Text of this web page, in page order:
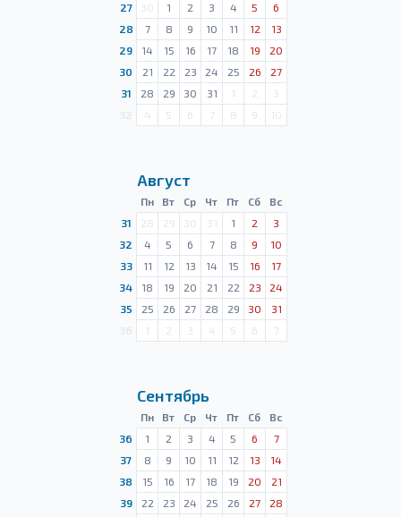
27
30 1 2 3 4 5
6
28
7 8 9 10 11 12
13
29
14 15 16 17 18 19
20
30
21 22 23 24 25 26
27
31
28 29 30 31 1 2
3
4 5 6 7 8 9 10
Август
Пн Вт Ср Чт Пт Сб
Вс
31
28 29 30 31 1 2
3
32
4 5 6 7 8 9
10
33
11 12 13 14 15 16
17
34
18 19 20 21 22 23
24
35
25 26 27 28 29 30
31
1 2 3 4 5 6 7
Сентябрь
Пн Вт Ср Чт Пт Сб
Вс
36
1 2 3 4 5 6
7
37
8 9 10 11 12 13
14
38
15 16 17 18 19 20
21
39
22 23 24 25 26 27
28